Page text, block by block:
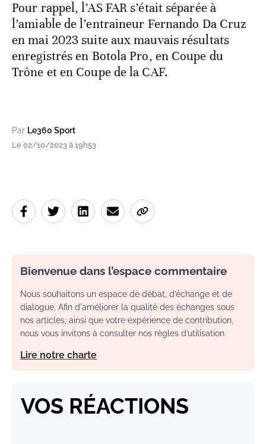
Pour rappel, l’AS FAR s’était séparée à
l’amiable de l’entraineur Fernando Da Cruz
en mai 2023 suite aux mauvais résultats
enregistrés en Botola Pro, en Coupe du
Trône et en Coupe de la CAF.
Par Le360 Sport
Le 02/10/2023 à 19h53
Bienvenue dans l’espace commentaire
Nous souhaitons un espace de débat, d’échange et de
dialogue. Afin d'améliorer la qualité des échanges sous
nos articles, ainsi que votre expérience de contribution,
nous vous invitons à consulter nos règles d’utilisation.
Lire notre charte
VOS RÉACTIONS